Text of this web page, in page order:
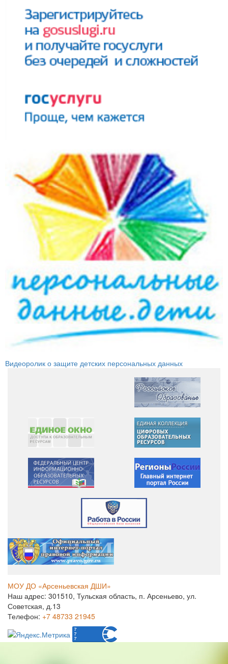
Видеоролик о защите детских персональных данных
МОУ ДО «Арсеньевская ДШИ»
Наш адрес: 301510, Тульская область, п. Арсеньево, ул.
Советская, д.13
Телефон: +7 48733 21945